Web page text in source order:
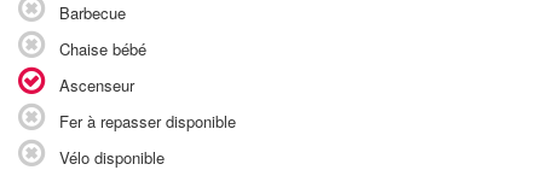
Barbecue
Chaise bébé
Ascenseur
Fer à repasser disponible
Vélo disponible